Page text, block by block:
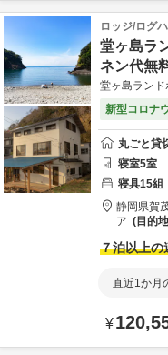
ロッジ/ログ
堂ヶ島ラ
ネン代無
堂ヶ島ランド
新型コロナ
丸ごと貸
寝室5室
寝具15組
静岡県賀
ア
目的
７泊以上の
直近1か月
¥